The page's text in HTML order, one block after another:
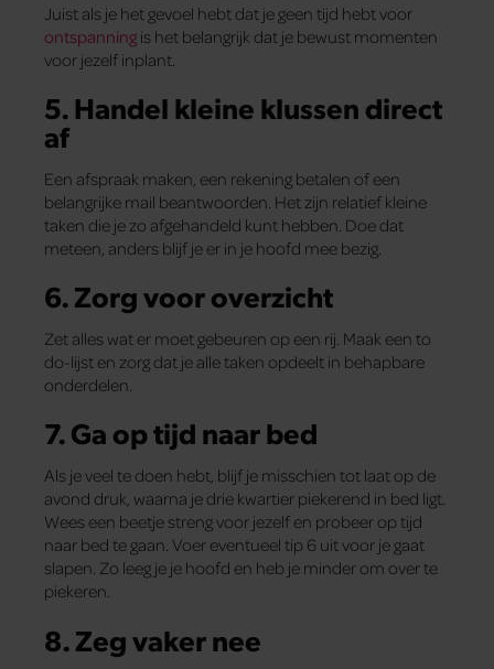
Juist als je het gevoel hebt dat je geen tijd hebt voor
ontspanning is het belangrijk dat je bewust momenten
voor jezelf inplant.
5. Handel kleine klussen direct
af
Een afspraak maken, een rekening betalen of een
belangrijke mail beantwoorden. Het zijn relatief kleine
taken die je zo afgehandeld kunt hebben. Doe dat
meteen, anders blijf je er in je hoofd mee bezig.
6. Zorg voor overzicht
Zet alles wat er moet gebeuren op een rij. Maak een to
do-lijst en zorg dat je alle taken opdeelt in behapbare
onderdelen.
7. Ga op tijd naar bed
Als je veel te doen hebt, blijf je misschien tot laat op de
avond druk, waarna je drie kwartier piekerend in bed ligt.
Wees een beetje streng voor jezelf en probeer op tijd
naar bed te gaan. Voer eventueel tip 6 uit voor je gaat
slapen. Zo leeg je je hoofd en heb je minder om over te
piekeren.
8. Zeg vaker nee